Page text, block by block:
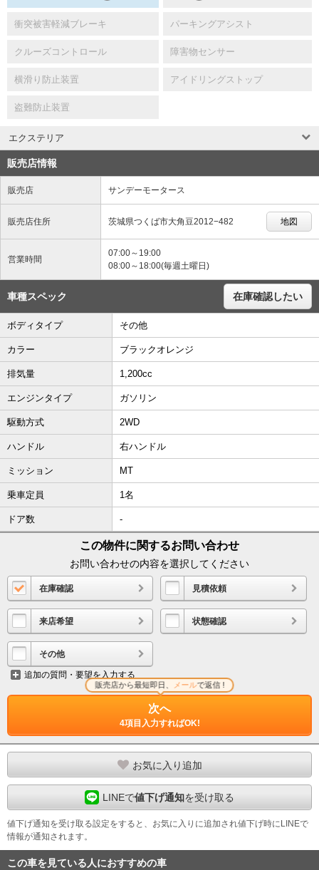
衝突被害軽減ブレーキ パーキングアシスト
クルーズコントロール 障害物センサー
横滑り防止装置 アイドリングストップ
盗難防止装置
エクステリア
販売店情報
販売店 サンデーモータース
販売店住所 茨城県つくば市大角豆2012−482 地図
営業時間
07:00～19:00
08:00～18:00(毎週土曜日)
車種スペック 在庫確認したい
ボディタイプ その他
カラー ブラックオレンジ
排気量 1,200cc
エンジンタイプ ガソリン
駆動方式 2WD
ハンドル 右ハンドル
ミッション MT
乗車定員 1名
ドア数 -
この物件に関するお問い合わせ
お問い合わせの内容を選択してください
在庫確認 見積依頼
来店希望 状態確認
その他
追加の質問・要望を入力する
次へ
4項目入力すればOK!
販売店から最短即日、 メールで返信 !
お気に入り追加
LINEで値下げ通知を受け取る
値下げ通知を受け取る設定をすると、お気に入りに追加され値下げ時にLINEで
情報が通知されます。
この車を見ている人におすすめの車